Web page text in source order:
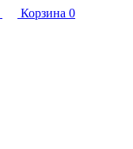
Корзина 0